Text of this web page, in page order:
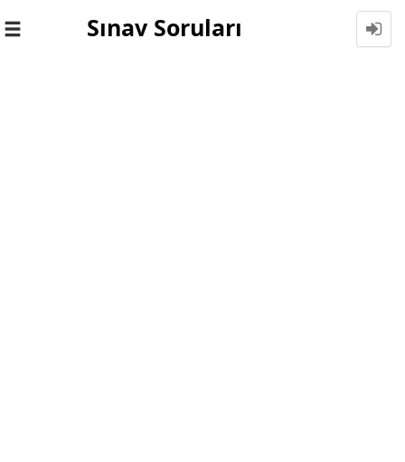
Toggle
Sınav Soruları